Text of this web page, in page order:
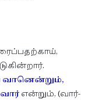
வானென்றும்,
வார்என்றும், (வார்-